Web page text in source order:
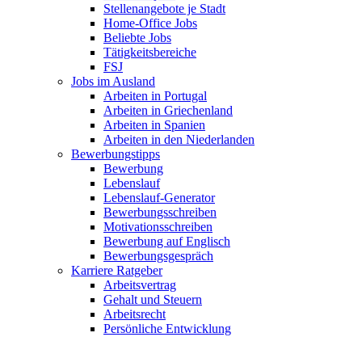
Stellenangebote je Stadt
Home-Office Jobs
Beliebte Jobs
Tätigkeitsbereiche
FSJ
Jobs im Ausland
Arbeiten in Portugal
Arbeiten in Griechenland
Arbeiten in Spanien
Arbeiten in den Niederlanden
Bewerbungstipps
Bewerbung
Lebenslauf
Lebenslauf-Generator
Bewerbungsschreiben
Motivationsschreiben
Bewerbung auf Englisch
Bewerbungsgespräch
Karriere Ratgeber
Arbeitsvertrag
Gehalt und Steuern
Arbeitsrecht
Persönliche Entwicklung